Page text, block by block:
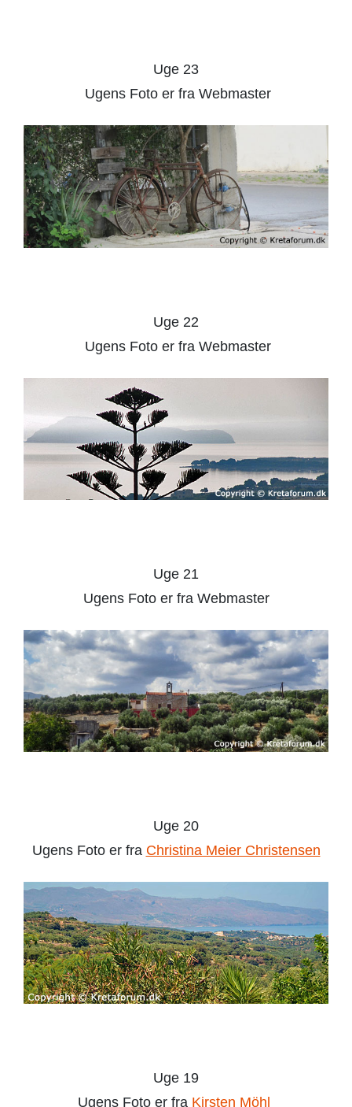
Uge 23
Ugens Foto er fra Webmaster
Uge 22
Ugens Foto er fra Webmaster
Uge 21
Ugens Foto er fra Webmaster
Uge 20
Ugens Foto er fra Christina Meier Christensen
Uge 19
Ugens Foto er fra Kirsten Möhl